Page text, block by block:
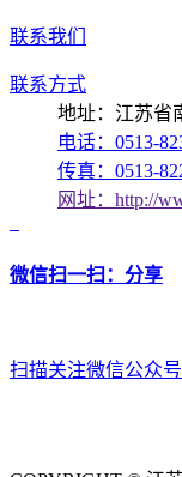
联系我们
联系方式
地址：江苏省
电话：0513-
传真：0513-
网址：http://
微信扫一扫：分享
扫描关注微信公众号